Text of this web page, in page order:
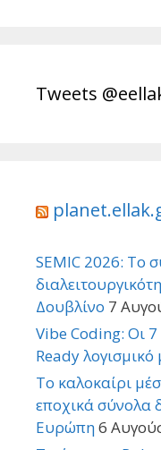
Tweets
SEMIC 2026: Το
Δουβλίνο 7
Vibe Coding: Οι
Ready λογισμικό
Το καλοκαίρι
εποχικά σύνολα
Ευρώπη6